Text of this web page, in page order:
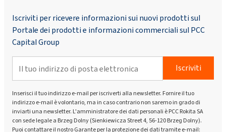
Iscriviti per ricevere informazioni sui nuovi prodotti sul
Portale dei prodotti e informazioni commerciali sul PCC
Capital Group
Iscriviti
Inserisci il tuo indirizzo e-mail per iscriverti alla newsletter. Fornire il tuo
indirizzo e-mail è volontario, ma in caso contrario non saremo in grado di
inviarti una newsletter. L'amministratore dei dati personali è PCC Rokita SA
con sede legale a Brzeg Dolny (Sienkiewicza Street 4, 56-120 Brzeg Dolny).
Puoi contattare il nostro Garante per la protezione dei dati tramite e-mail: